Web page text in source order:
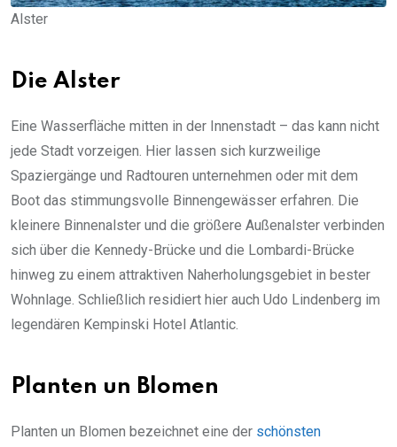
Alster
Die Alster
Eine Wasserfläche mitten in der Innenstadt – das kann nicht
jede Stadt vorzeigen. Hier lassen sich kurzweilige
Spaziergänge und Radtouren unternehmen oder mit dem
Boot das stimmungsvolle Binnengewässer erfahren. Die
kleinere Binnenalster und die größere Außenalster verbinden
sich über die Kennedy-Brücke und die Lombardi-Brücke
hinweg zu einem attraktiven Naherholungsgebiet in bester
Wohnlage. Schließlich residiert hier auch Udo Lindenberg im
legendären Kempinski Hotel Atlantic.
Planten un Blomen
Planten un Blomen bezeichnet eine der schönsten